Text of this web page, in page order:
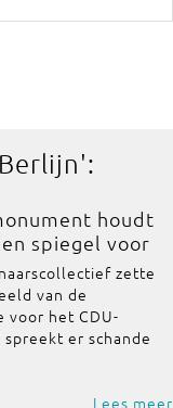
Berlijn':
houdt
spiegel voor
zette
van de
voor het CDU-
er schande
Lees meer